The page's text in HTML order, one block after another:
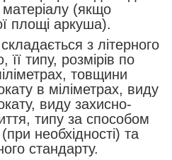
(якщо
площі аркуша).
з літерного
типу, розмірів по
товщини
в міліметрах, виду
виду захисно-
типу за способом
необхідності) та
стандарту.